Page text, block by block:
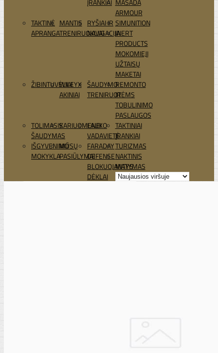
ĮRANKIAI MASADA
ARMOUR
TAKTINĖ
APRANGA
MANTIS
TRENIRUOKLIAI
RYŠIAI IR
NAVIGACIJA
SIMUNITION
INERT
PRODUCTS
MOKOMIEJI
UŽTAISŲ
MAKETAI
ŽIBINTUVĖLIAI
WILEYX
AKINIAI
ŠAUDYMO
TRENIRUOTĖMS
REMONTO
IR
TOBULINIMO
PASLAUGOS
TOLIMASIS
ŠAUDYMAS
KARIUOMENEI
LAUKO
VADAVIETĖ
TAKTINIAI
ĮRANKIAI
IŠGYVENIMO
MOKYKLA
MŪSŲ
PASIŪLYMAI
FARADAY
DEFENSE
BLOKUOJANTYS
DĖKLAI
TURIZMAS
NAKTINIS
MATYMAS